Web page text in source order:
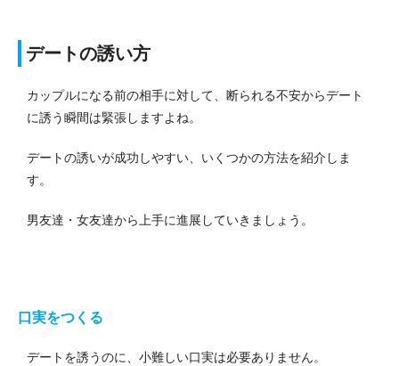
デートの誘い方
カップルになる前の相手に対して、断られる不安からデート
に誘う瞬間は緊張しますよね。
デートの誘いが成功しやすい、いくつかの方法を紹介しま
す。
男友達・女友達から上手に進展していきましょう。
口実をつくる
デートを誘うのに、小難しい口実は必要ありません。